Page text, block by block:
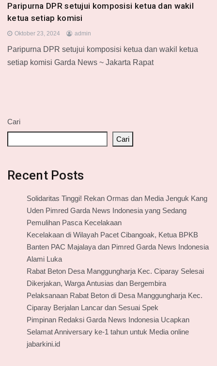
Paripurna DPR setujui komposisi ketua dan wakil
ketua setiap komisi
Oktober 23, 2024 admin
Paripurna DPR setujui komposisi ketua dan wakil ketua
setiap komisi Garda News ~ Jakarta Rapat
Cari
Cari
Recent Posts
Solidaritas Tinggi! Rekan Ormas dan Media Jenguk Kang
Uden Pimred Garda News Indonesia yang Sedang
Pemulihan Pasca Kecelakaan
Kecelakaan di Wilayah Pacet Cibangoak, Ketua BPKB
Banten PAC Majalaya dan Pimred Garda News Indonesia
Alami Luka
Rabat Beton Desa Manggungharja Kec. Ciparay Selesai
Dikerjakan, Warga Antusias dan Bergembira
Pelaksanaan Rabat Beton di Desa Manggungharja Kec.
Ciparay Berjalan Lancar dan Sesuai Spek
Pimpinan Redaksi Garda News Indonesia Ucapkan
Selamat Anniversary ke-1 tahun untuk Media online
jabarkini.id